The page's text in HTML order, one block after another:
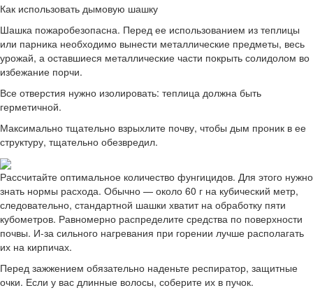
Как использовать дымовую шашку
Шашка пожаробезопасна. Перед ее использованием из теплицы
или парника необходимо вынести металлические предметы, весь
урожай, а оставшиеся металлические части покрыть солидолом во
избежание порчи.
Все отверстия нужно изолировать: теплица должна быть
герметичной.
Максимально тщательно взрыхлите почву, чтобы дым проник в ее
структуру, тщательно обезвредил.
Рассчитайте оптимальное количество фунгицидов. Для этого нужно
знать нормы расхода. Обычно — около 60 г на кубический метр,
следовательно, стандартной шашки хватит на обработку пяти
кубометров. Равномерно распределите средства по поверхности
почвы. И-за сильного нагревания при горении лучше располагать
их на кирпичах.
Перед зажжением обязательно наденьте респиратор, защитные
очки. Если у вас длинные волосы, соберите их в пучок.